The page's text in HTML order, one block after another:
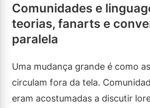
Comunidades e
teorias, fanarts e
paralela
Uma mudança grande é como
circulam fora da tela.
eram acostumadas a discutir